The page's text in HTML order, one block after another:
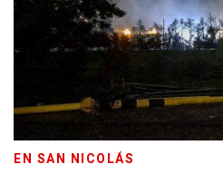
EN SAN NICOLÁS